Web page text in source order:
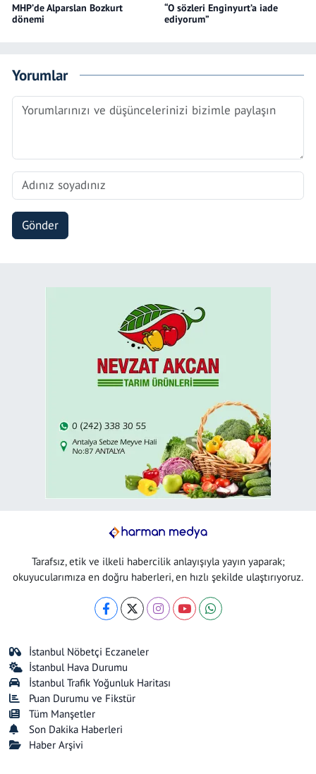
MHP’de Alparslan Bozkurt
dönemi
“O sözleri Enginyurt’a iade
ediyorum”
Yorumlar
Gönder
Tarafsız, etik ve ilkeli habercilik anlayışıyla yayın yaparak;
okuyucularımıza en doğru haberleri, en hızlı şekilde ulaştırıyoruz.
İstanbul Nöbetçi Eczaneler
İstanbul Hava Durumu
İstanbul Trafik Yoğunluk Haritası
Puan Durumu ve Fikstür
Tüm Manşetler
Son Dakika Haberleri
Haber Arşivi